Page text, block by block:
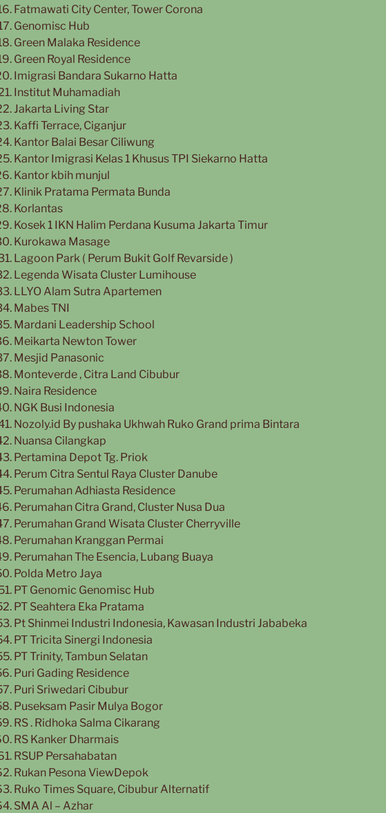
Fatmawati City Center, Tower Corona
Genomisc Hub
Green Malaka Residence
Green Royal Residence
Imigrasi Bandara Sukarno Hatta
Institut Muhamadiah
Jakarta Living Star
Kaffi Terrace, Ciganjur
Kantor Balai Besar Ciliwung
Kantor Imigrasi Kelas 1 Khusus TPI Siekarno Hatta
Kantor kbih munjul
Klinik Pratama Permata Bunda
Korlantas
Kosek 1 IKN Halim Perdana Kusuma Jakarta Timur
Kurokawa Masage
Lagoon Park ( Perum Bukit Golf Revarside )
Legenda Wisata Cluster Lumihouse
LLYO Alam Sutra Apartemen
Mabes TNI
Mardani Leadership School
Meikarta Newton Tower
Mesjid Panasonic
Monteverde , Citra Land Cibubur
Naira Residence
NGK Busi Indonesia
Nozoly.id By pushaka Ukhwah Ruko Grand prima Bintara
Nuansa Cilangkap
Pertamina Depot Tg. Priok
Perum Citra Sentul Raya Cluster Danube
Perumahan Adhiasta Residence
Perumahan Citra Grand, Cluster Nusa Dua
Perumahan Grand Wisata Cluster Cherryville
Perumahan Kranggan Permai
Perumahan The Esencia, Lubang Buaya
Polda Metro Jaya
PT Genomic Genomisc Hub
PT Seahtera Eka Pratama
Pt Shinmei Industri Indonesia, Kawasan Industri Jababeka
PT Tricita Sinergi Indonesia
PT Trinity, Tambun Selatan
Puri Gading Residence
Puri Sriwedari Cibubur
Puseksam Pasir Mulya Bogor
RS . Ridhoka Salma Cikarang
RS Kanker Dharmais
RSUP Persahabatan
Rukan Pesona ViewDepok
Ruko Times Square, Cibubur Alternatif
SMA Al – Azhar